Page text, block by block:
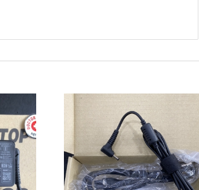
Tphcm
đến Doctorlaptop Tại Tphcm để
nhé.